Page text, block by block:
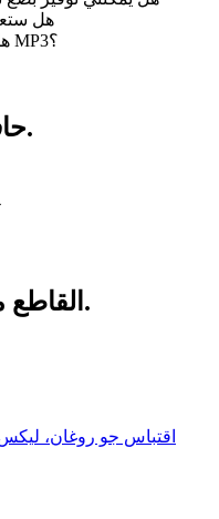
هل
هل يمكنني حفظ الصوت فقط كملف MP3؟
هذا مهم.
المزيد YouTube القاطع مرشدين.
اقتباس جو روغان،